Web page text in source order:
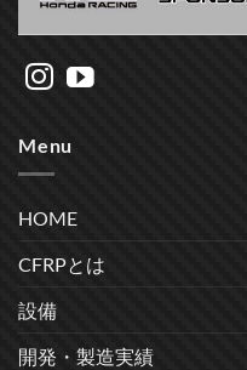
Menu
HOME
CFRPとは
設備
開発・製造実績